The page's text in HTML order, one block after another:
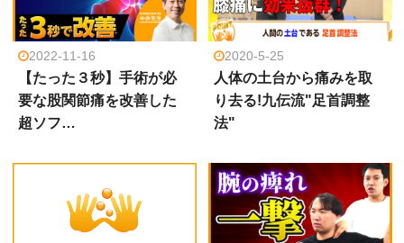
2022-11-16
【たった３秒】手術が必
要な股関節痛を改善した
超ソフ…
2020-5-25
人体の土台から痛みを取
り去る!九伝流"足首調整
法"